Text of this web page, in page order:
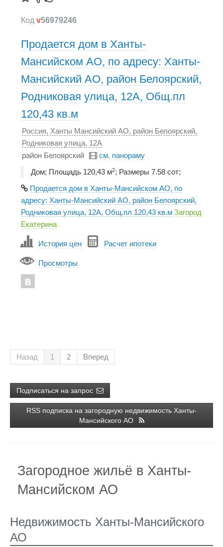
Код v56979246
Продается дом в Ханты-
Мансийском АО, по адресу: Ханты-
Мансийский АО, район Белоярский,
Родниковая улица, 12А, Общ.пл
120,43 кв.м
Россия, Ханты Мансийский АО, район Белоярский,
Родниковая улица, 12А
район Белоярский
см. панораму
Дом; Площадь 120,43 м2; Размеры 7.58 сот;
Продается дом в Ханты-Мансийском АО, по
адресу: Ханты-Мансийский АО, район Белоярский,
Родниковая улица, 12А, Общ.пл 120,43 кв.м Загород
Екатерина
История цен Расчет ипотеки
Просмотры
Назад 1 2 Вперед
Подписаться на запрос
RSS подписка на загородную недвижимость Ханты-
Мансийского АО
Загородное жильё в Ханты-
Мансийском АО
Недвижимость Ханты-Мансийского
АО